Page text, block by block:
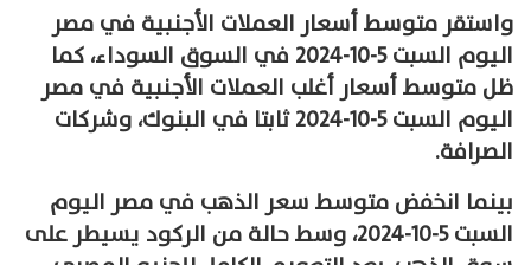
واستقر متوسط أسعار العملات الأجنبية في مصر
اليوم السبت 5-10-2024 في السوق السوداء، كما
ظل متوسط أسعار أغلب العملات الأجنبية في مصر
اليوم السبت 5-10-2024 ثابتا في البنوك، وشركات
الصرافة.
بينما انخفض متوسط سعر الذهب في مصر اليوم
السبت 5-10-2024، وسط حالة من الركود يسيطر على